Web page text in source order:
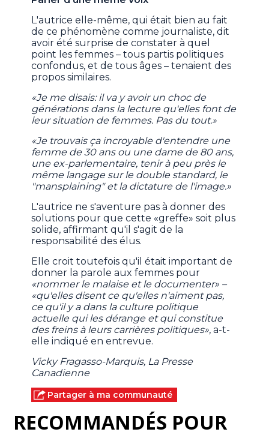
L'autrice elle-même, qui était bien au fait
de ce phénomène comme journaliste, dit
avoir été surprise de constater à quel
point les femmes – tous partis politiques
confondus, et de tous âges – tenaient des
propos similaires.
«Je me disais: il va y avoir un choc de
générations dans la lecture qu'elles font de
leur situation de femmes. Pas du tout.»
«Je trouvais ça incroyable d'entendre une
femme de 30 ans ou une dame de 80 ans,
une ex-parlementaire, tenir à peu près le
même langage sur le double standard, le
"mansplaining" et la dictature de l'image.»
L'autrice ne s'aventure pas à donner des
solutions pour que cette «greffe» soit plus
solide, affirmant qu'il s'agit de la
responsabilité des élus.
Elle croit toutefois qu'il était important de
donner la parole aux femmes pour
«nommer le malaise et le documenter» –
«qu'elles disent ce qu'elles n'aiment pas,
ce qu'il y a dans la culture politique
actuelle qui les dérange et qui constitue
des freins à leurs carrières politiques», a-t-
elle indiqué en entrevue.
Vicky Fragasso-Marquis, La Presse
Canadienne
Partager à ma communauté
RECOMMANDÉS POUR